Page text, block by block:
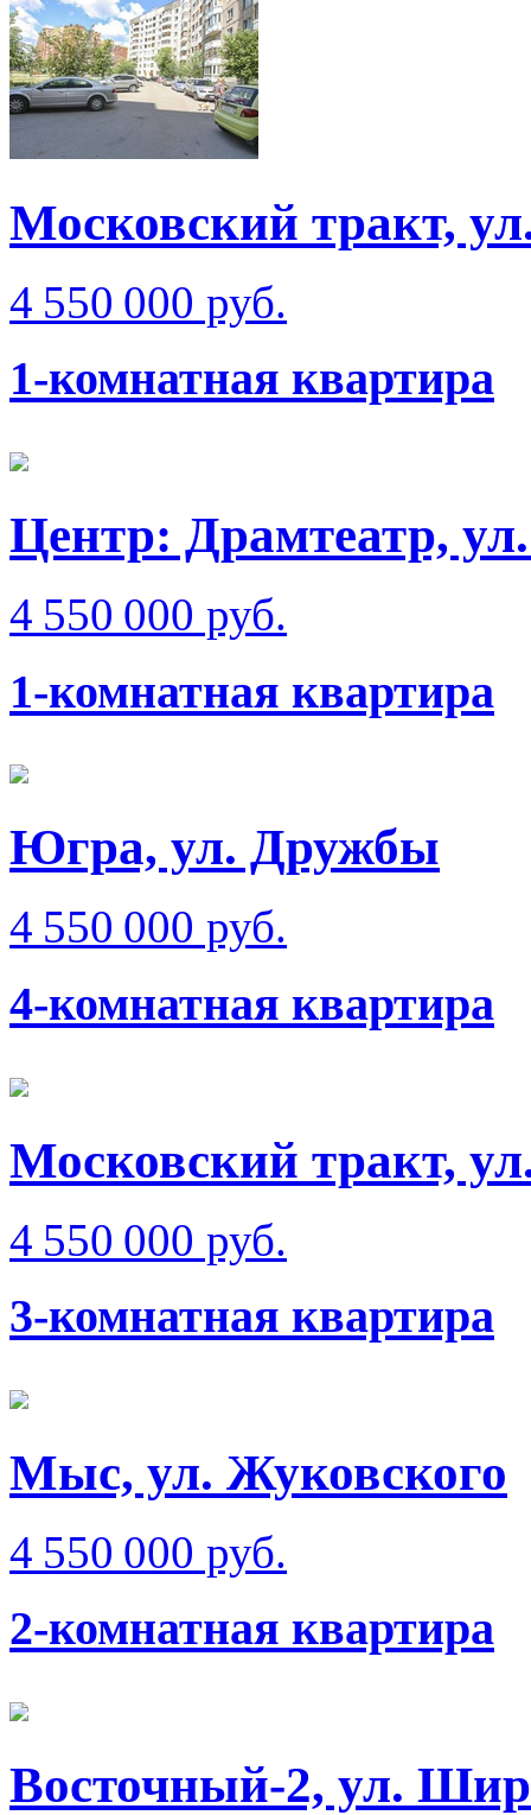
Московский тракт,
4 550 000 руб.
1-комнатная квартира
Центр: Драмтеатр,
4 550 000 руб.
1-комнатная квартира
Югра, ул. Дружбы
4 550 000 руб.
4-комнатная квартира
Московский тракт,
4 550 000 руб.
3-комнатная квартира
Мыс, ул. Жуковского
4 550 000 руб.
2-комнатная квартира
Восточный-2, ул.